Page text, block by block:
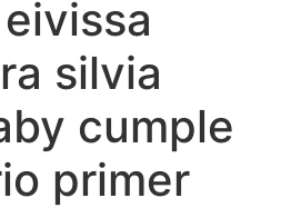
silvia
cumple
primer